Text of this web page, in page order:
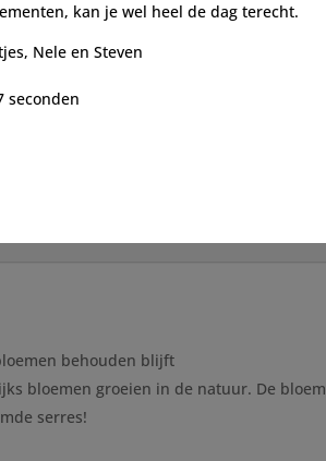
behouden blijft
bloemen groeien in de natuur. De
serres!
kan je wel heel de dag terecht.
Nele en Steven
seconden